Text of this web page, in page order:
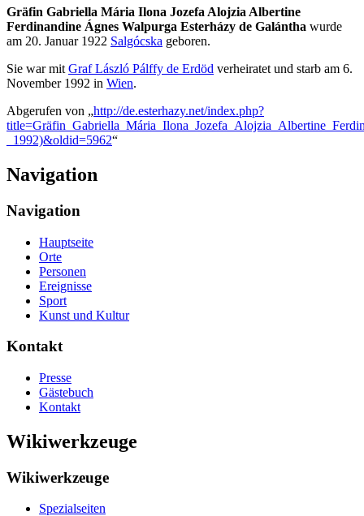
Gräfin Gabriella Mária Ilona Jozefa Alojzia Albertine
Ferdinandine Ágnes Walpurga Esterházy de Galántha wurde
am 20. Januar 1922 Salgócska geboren.
Sie war mit Graf László Pálffy de Erdöd verheiratet und starb am 6.
November 1992 in Wien.
Abgerufen von „http://de.esterhazy.net/index.php?
_1992)&oldid=5962“
Navigation
Navigation
Hauptseite
Orte
Personen
Ereignisse
Sport
Kunst und Kultur
Kontakt
Presse
Gästebuch
Kontakt
Wikiwerkzeuge
Wikiwerkzeuge
Spezialseiten